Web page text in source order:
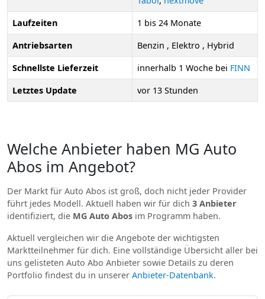
Laufzeiten
1 bis 24 Monate
Antriebsarten
Benzin , Elektro , Hybrid
Schnellste Lieferzeit
innerhalb 1 Woche bei FINN
Letztes Update
vor 13 Stunden
Welche Anbieter haben MG Auto
Abos im Angebot?
Der Markt für Auto Abos ist groß, doch nicht jeder Provider
führt jedes Modell. Aktuell haben wir für dich 3 Anbieter
identifiziert, die MG Auto Abos im Programm haben.
Aktuell vergleichen wir die Angebote der wichtigsten
Marktteilnehmer für dich. Eine vollständige Übersicht aller bei
uns gelisteten Auto Abo Anbieter sowie Details zu deren
Portfolio findest du in unserer Anbieter-Datenbank.